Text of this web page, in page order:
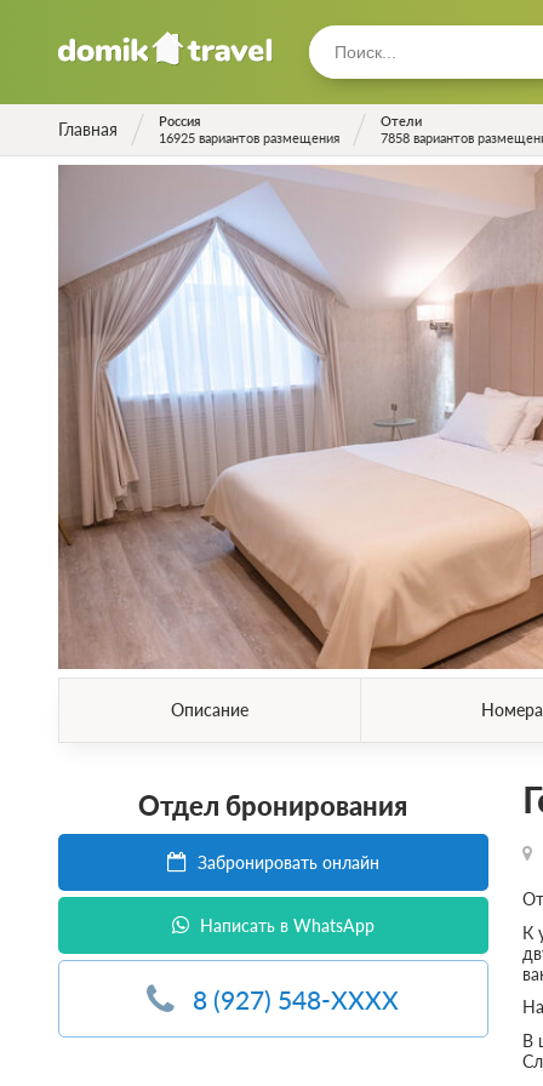
Главная
Россия
16925 вариантов размещения
Отели
7858 вариантов
Описание Номера
Отдел бронирования
Забронировать онлайн
Написать в WhatsApp
8 (927) 548-XXXX
К
В